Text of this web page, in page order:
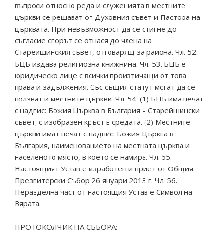
въпроси относно реда и служенията в местните
църкви се решават от Духовния съвет и Пастора на
църквата. При невъзможност да се стигне до
съгласие спорът се отнася до члена на
Старейшинския съвет, отговарящ за района. Чл. 52.
БЦБ издава религиозна книжнина. Чл. 53. БЦБ е
юридическо лице с всички произтичащи от това
права и задължения. Със същия статут могат да се
ползват и местните църкви. Чл. 54. (1) БЦБ има печат
с надпис: Божия Църква в България – Старейшински
съвет, с изобразен кръст в средата. (2) Местните
църкви имат печат с надпис: Божия Църква в
България, наименованието на местната църква и
населеното място, в което се намира. Чл. 55.
Настоящият Устав е изработен и приет от Общия
Презвитерски Събор 26 януари 2013 г. Чл. 56.
Неразделна част от настоящия Устав е Символ на
Вярата.
ПРОТОКОЛЧИК НА СЪБОРА: